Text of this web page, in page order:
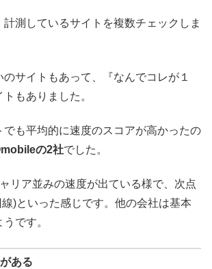
測しているサイトを複数チェックしま
サイトもあって、『なんでコレが１
もありました。
でも平均的に速度のスコアが高かったの
の2社でした。
リア並みの速度が出ている様で、次点
)といった感じです。他の会社は基本
です。
ある